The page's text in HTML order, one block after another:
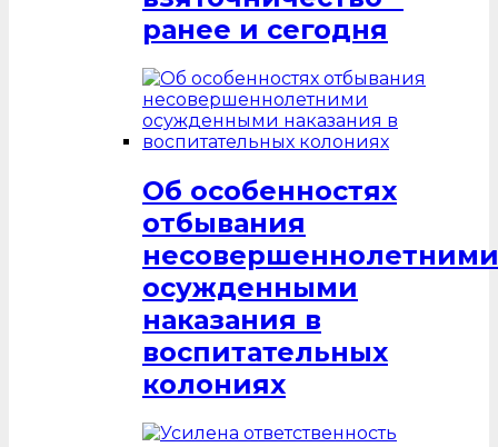
ранее и сегодня
Об особенностях
отбывания
несовершеннолетними
осужденными
наказания в
воспитательных
колониях